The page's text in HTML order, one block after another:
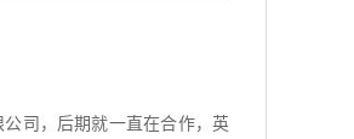
司，后期就一直在合作，英